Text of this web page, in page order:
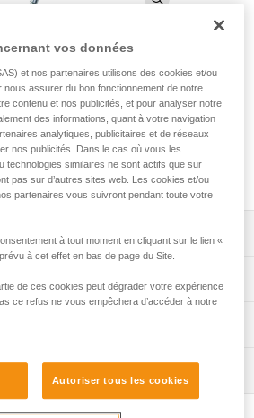
auto-foreuses
auto-foreuses.
pivotante facilitant la tenue.
techniques
vos données
et nos partenaires utilisons des cookies et/ou
nous assurer du bon fonctionnement de notre
contenu et nos publicités, et pour analyser notre
des informations, quant à votre navigation
analytiques, publicitaires et de réseaux
nos publicités. Dans le cas où vous les
technologies similaires ne sont actifs que sur
pas sur d’autres sites web. Les cookies et/ou
partenaires vous suivront pendant toute votre
à tout moment en cliquant sur le lien «
à cet effet en bas de page du Site.
de ces cookies peut dégrader votre expérience
ce refus ne vous empêchera d’accéder à notre
Autoriser tous les cookies